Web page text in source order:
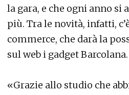
la gara, e che ogni anno si
più. Tra le novità, infatti,
commerce, che darà la
sul web i gadget Barcolana.
«Grazie allo studio che